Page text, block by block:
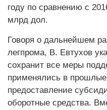
году по сравнению с
млрд дол.
Говоря о дальнейшем
легпрома, В. Евтухов
сохранит все меры
применялись в
предоставление
оборотные средства.